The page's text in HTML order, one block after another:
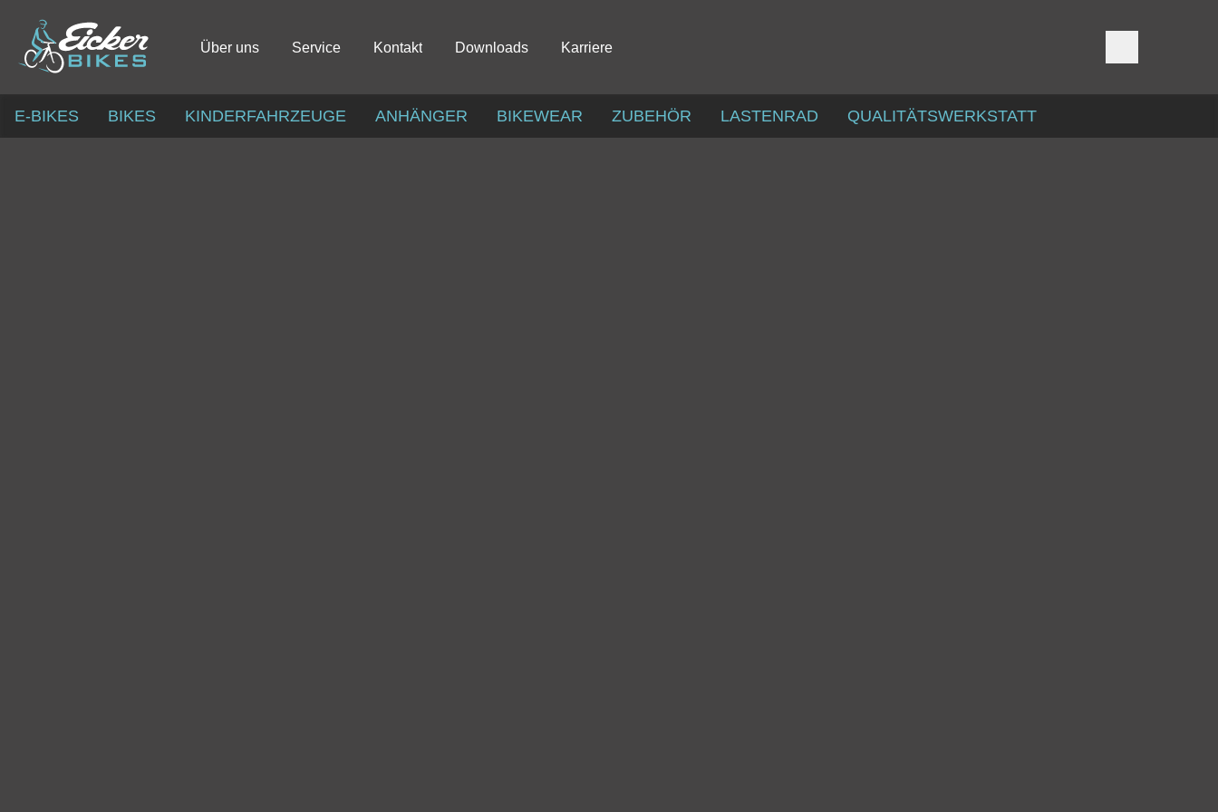
Über uns Service Kontakt Downloads Karriere
E-BIKES BIKES KINDERFAHRZEUGE ANHÄNGER BIKEWEAR ZUBEHÖR LASTENRAD QUALITÄTSWERKSTATT